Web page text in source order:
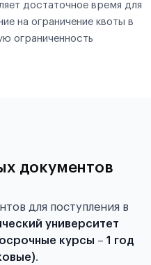
достаточное время для
на ограничение квоты в
ограниченность
документов
для поступления в
университет
курсы – 1 год
.